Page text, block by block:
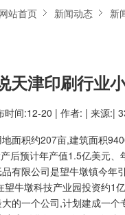
网站首页 新闻动态 新
天津印刷行业
时间:12-20 | 作者: | 来源:|
面积约207亩,建筑面积
后预计年产值1.5亿美元、
有限公司是望牛墩镇今年
望牛墩科技产业园投资约1
的一个公司,计划建成一个